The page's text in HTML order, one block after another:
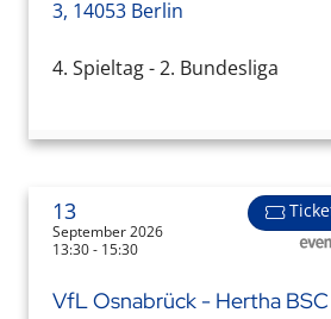
3, 14053 Berlin
4. Spieltag - 2. Bundesliga
13
September 2026
13:30 - 15:30
VfL Osnabrück - Hertha BSC